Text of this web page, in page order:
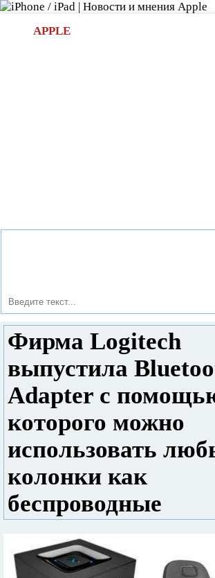
APPLE
Фирма Logitech
выпустила
Adapter с
которого можно
использовать
колонки как
беспроводные